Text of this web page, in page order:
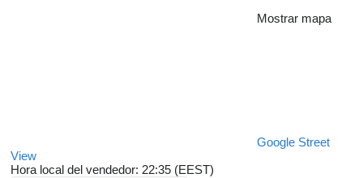
Mostrar mapa
Google Street
View
Hora local del vendedor: 22:35 (EEST)